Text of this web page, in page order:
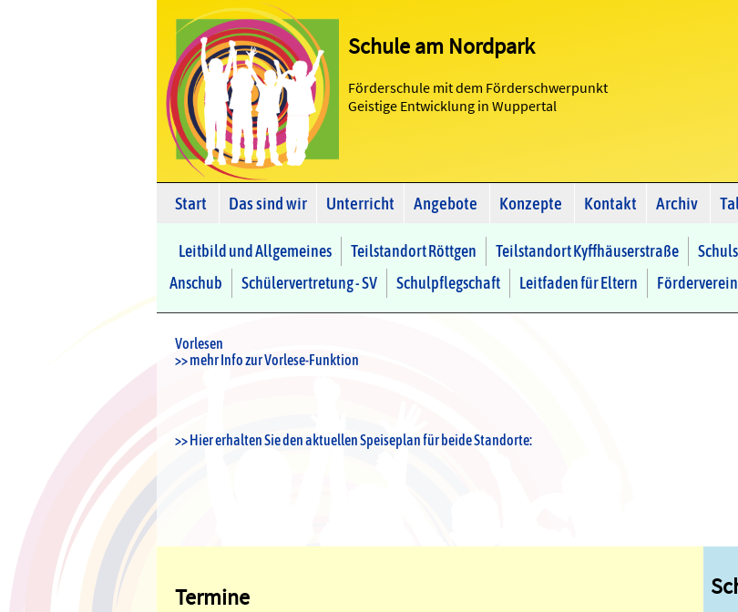
Schule am Nordpark
Förderschule mit dem Förderschwerpunkt
Geistige Entwicklung in Wuppertal
Start Das sind wir Unterricht Angebote Konzepte Kontakt Archiv
Leitbild und Allgemeines Teilstandort Röttgen Teilstandort Kyffhäuserstraße
Anschub
Schülervertretung - SV Schulpflegschaft Leitfaden für Eltern Förderverein
Vorlesen
>> mehr Info zur Vorlese-Funktion
>> Hier erhalten Sie den aktuellen Speiseplan für beide Standorte:
Termine